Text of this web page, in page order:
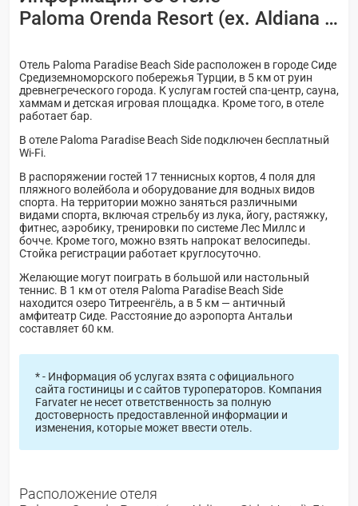
Paloma Orenda Resort (ex. Aldiana Side Hotel) 5*
Отель Paloma Paradise Beach Side расположен в городе Сиде
Средиземноморского побережья Турции, в 5 км от руин
древнегреческого города. К услугам гостей спа-центр, сауна,
хаммам и детская игровая площадка. Кроме того, в отеле
работает бар.
В отеле Paloma Paradise Beach Side подключен бесплатный
Wi-Fi.
В распоряжении гостей 17 теннисных кортов, 4 поля для
пляжного волейбола и оборудование для водных видов
спорта. На территории можно заняться различными
видами спорта, включая стрельбу из лука, йогу, растяжку,
фитнес, аэробику, тренировки по системе Лес Миллс и
бочче. Кроме того, можно взять напрокат велосипеды.
Стойка регистрации работает круглосуточно.
Желающие могут поиграть в большой или настольный
теннис. В 1 км от отеля Paloma Paradise Beach Side
находится озеро Титреенгёль, а в 5 км — античный
амфитеатр Сиде. Расстояние до аэропорта Антальи
составляет 60 км.
* - Информация об услугах взята с официального
сайта гостиницы и с сайтов туроператоров. Компания
Farvater не несет ответственность за полную
достоверность предоставленной информации и
изменения, которые может ввести отель.
Расположение отеля